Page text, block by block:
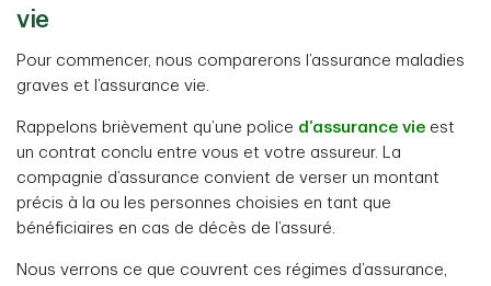
vie
Pour commencer, nous comparerons l’assurance maladies
graves et l’assurance vie.
Rappelons brièvement qu’une police d’assurance vie est
un contrat conclu entre vous et votre assureur. La
compagnie d’assurance convient de verser un montant
précis à la ou les personnes choisies en tant que
bénéficiaires en cas de décès de l’assuré.
Nous verrons ce que couvrent ces régimes d’assurance,